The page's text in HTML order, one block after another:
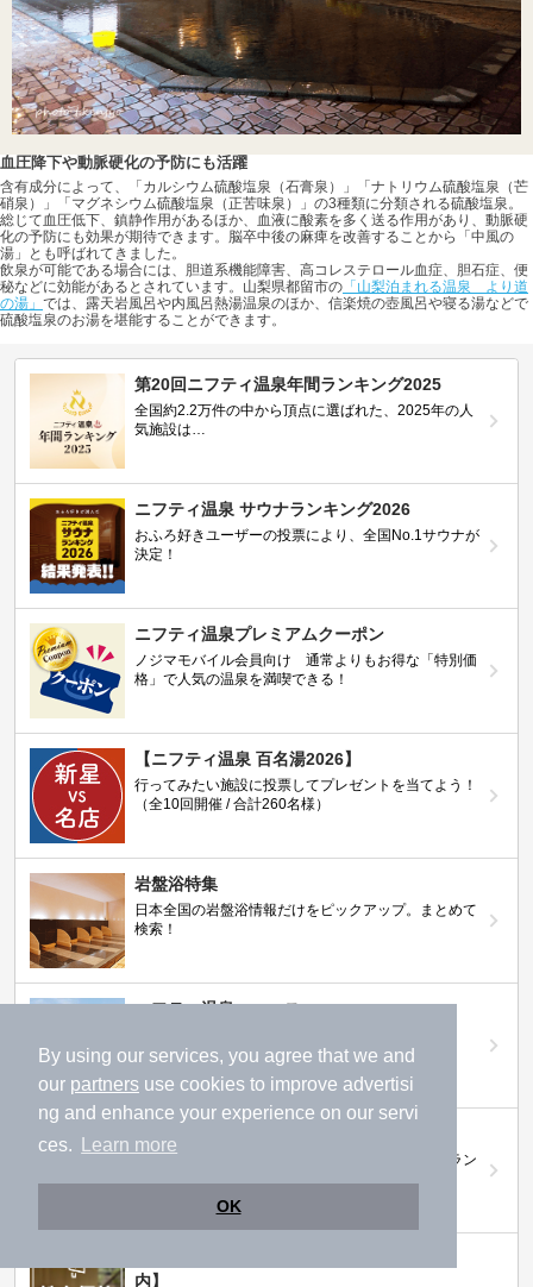
By using our services, you agree that we and
our partners use cookies to improve advertisi
ng and enhance your experience on our servi
ces.
Learn more
OK
血圧降下や動脈硬化の予防にも活躍
含有成分によって、「カルシウム硫酸塩泉（石膏泉）」「ナトリウム硫酸塩泉（芒
硝泉）」「マグネシウム硫酸塩泉（正苦味泉）」の3種類に分類される硫酸塩泉。
総じて血圧低下、鎮静作用があるほか、血液に酸素を多く送る作用があり、動脈硬
化の予防にも効果が期待できます。脳卒中後の麻痺を改善することから「中風の
湯」とも呼ばれてきました。
飲泉が可能である場合には、胆道系機能障害、高コレステロール血症、胆石症、便
秘などに効能があるとされています。山梨県都留市の 「山梨泊まれる温泉 より道
の湯」 では、露天岩風呂や内風呂熱湯温泉のほか、信楽焼の壺風呂や寝る湯などで
硫酸塩泉のお湯を堪能することができます。
第20回ニフティ温泉年間ランキング2025
全国約2.2万件の中から頂点に選ばれた、2025年の人
気施設は…
ニフティ温泉 サウナランキング2026
おふろ好きユーザーの投票により、全国No.1サウナが
決定！
ニフティ温泉プレミアムクーポン
ノジマモバイル会員向け 通常よりもお得な「特別価
格」で人気の温泉を満喫できる！
【ニフティ温泉 百名湯2026】
行ってみたい施設に投票してプレゼントを当てよう！
（全10回開催 / 合計260名様）
岩盤浴特集
日本全国の岩盤浴情報だけをピックアップ。まとめて
検索！
ニフティ温泉ニュース
温浴施設をお得に楽しめるサブスクリプションプラン
内】